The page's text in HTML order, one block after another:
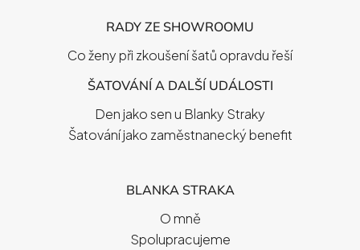
RADY ZE SHOWROOMU
Co ženy při zkoušení šatů opravdu řeší
ŠATOVÁNÍ A DALŠÍ UDÁLOSTI
Den jako sen u Blanky Straky
Šatování jako zaměstnanecký benefit
BLANKA STRAKA
O mně
Spolupracujeme